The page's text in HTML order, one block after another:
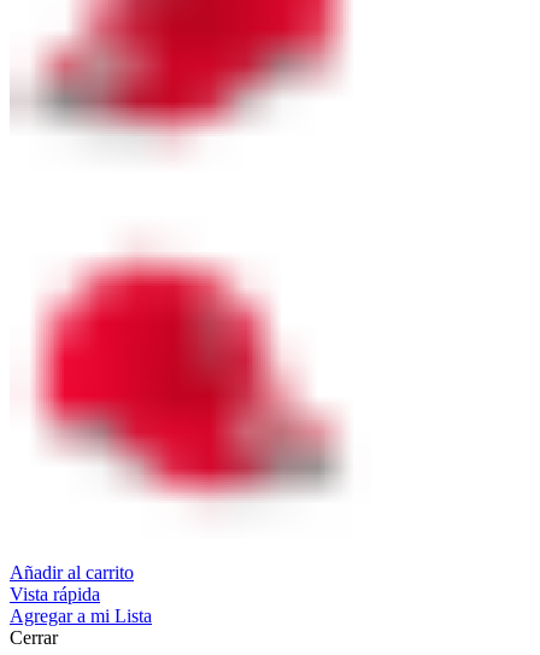
Añadir al carrito
Vista rápida
Agregar a mi Lista
Cerrar